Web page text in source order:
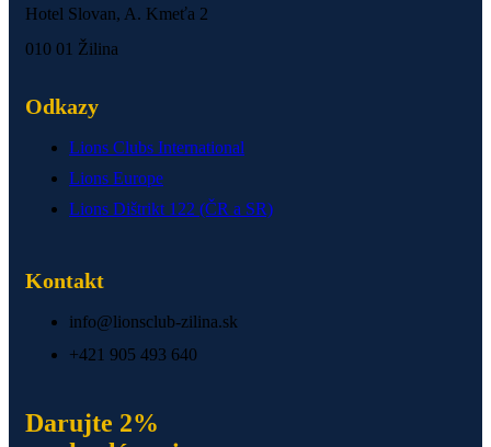
Hotel Slovan, A. Kmeťa 2
010 01 Žilina
Odkazy
Lions Clubs International
Lions Europe
Lions Dištrikt 122 (ČR a SR)
Kontakt
info@lionsclub-zilina.sk
+421 905 493 640
Darujte 2%